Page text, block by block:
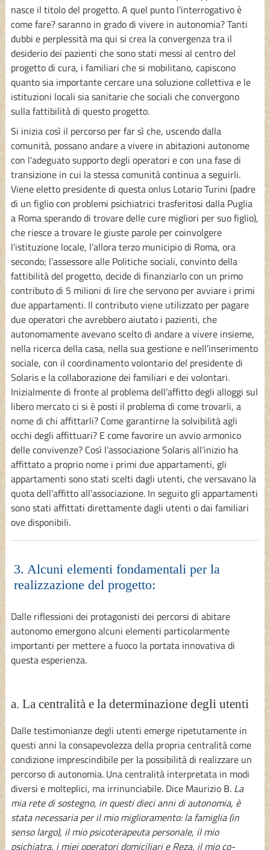
nasce il titolo del progetto. A quel punto l'interrogativo è
come fare? saranno in grado di vivere in autonomia? Tanti
dubbi e perplessità ma qui si crea la convergenza tra il
desiderio dei pazienti che sono stati messi al centro del
progetto di cura, i familiari che si mobilitano, capiscono
quanto sia importante cercare una soluzione collettiva e le
istituzioni locali sia sanitarie che sociali che convergono
sulla fattibilità di questo progetto.
Si inizia così il percorso per far sì che, uscendo dalla
comunità, possano andare a vivere in abitazioni autonome
con l'adeguato supporto degli operatori e con una fase di
transizione in cui la stessa comunità continua a seguirli.
Viene eletto presidente di questa onlus Lotario Turini (padre
di un figlio con problemi psichiatrici trasferitosi dalla Puglia
a Roma sperando di trovare delle cure migliori per suo figlio),
che riesce a trovare le giuste parole per coinvolgere
l'istituzione locale, l'allora terzo municipio di Roma, ora
secondo; l’assessore alle Politiche sociali, convinto della
fattibilità del progetto, decide di finanziarlo con un primo
contributo di 5 milioni di lire che servono per avviare i primi
due appartamenti. Il contributo viene utilizzato per pagare
due operatori che avrebbero aiutato i pazienti, che
autonomamente avevano scelto di andare a vivere insieme,
nella ricerca della casa, nella sua gestione e nell’inserimento
sociale, con il coordinamento volontario del presidente di
Solaris e la collaborazione dei familiari e dei volontari.
Inizialmente di fronte al problema dell’affitto degli alloggi sul
libero mercato ci si è posti il problema di come trovarli, a
nome di chi affittarli? Come garantirne la solvibilità agli
occhi degli affittuari? E come favorire un avvio armonico
delle convivenze? Così l’associazione Solaris all’inizio ha
affittato a proprio nome i primi due appartamenti, gli
appartamenti sono stati scelti dagli utenti, che versavano la
quota dell’affitto all’associazione. In seguito gli appartamenti
sono stati affittati direttamente dagli utenti o dai familiari
ove disponibili.
3. Alcuni elementi fondamentali per la
realizzazione del progetto:
Dalle riflessioni dei protagonisti dei percorsi di abitare
autonomo emergono alcuni elementi particolarmente
importanti per mettere a fuoco la portata innovativa di
questa esperienza.
a. La centralità e la determinazione degli utenti
Dalle testimonianze degli utenti emerge ripetutamente in
questi anni la consapevolezza della propria centralità come
condizione imprescindibile per la possibilità di realizzare un
percorso di autonomia. Una centralità interpretata in modi
diversi e molteplici, ma irrinunciabile. Dice Maurizio B. La
mia rete di sostegno, in questi dieci anni di autonomia, è
stata necessaria per il mio miglioramento: la famiglia (in
senso largo), il mio psicoterapeuta personale, il mio
psichiatra, i miei operatori domiciliari e Reza, il mio co-